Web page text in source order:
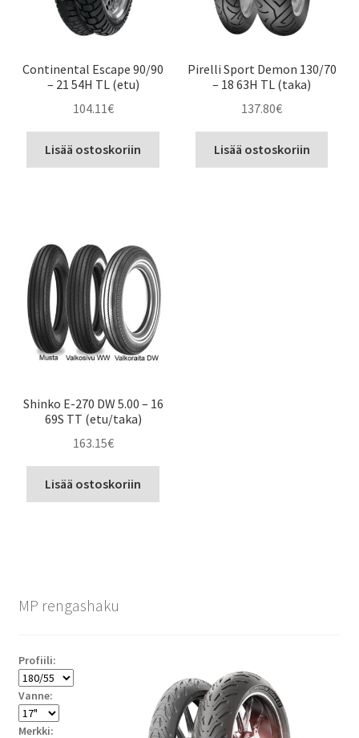
Continental Escape 90/90
– 21 54H TL (etu)
104.11€
Lisää ostoskoriin
Pirelli Sport Demon 130/70
– 18 63H TL (taka)
137.80€
Lisää ostoskoriin
Shinko E-270 DW 5.00 – 16
69S TT (etu/taka)
163.15€
Lisää ostoskoriin
MP rengashaku
Profiili:
Vanne:
Merkki: